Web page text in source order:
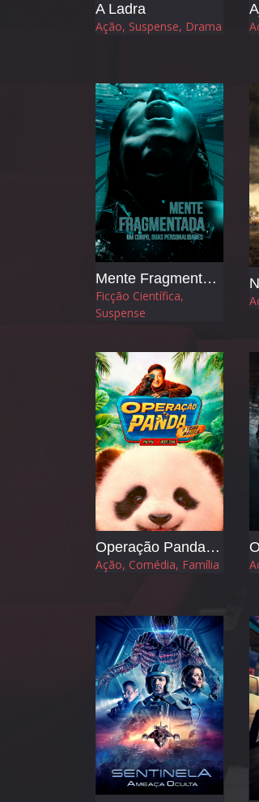
A Ladra
Ação, Suspense, Drama
Mente Fragmentada
Ficção Científica,
Suspense
Operação Panda - A Tribo Mágica
Ação, Comédia, Família